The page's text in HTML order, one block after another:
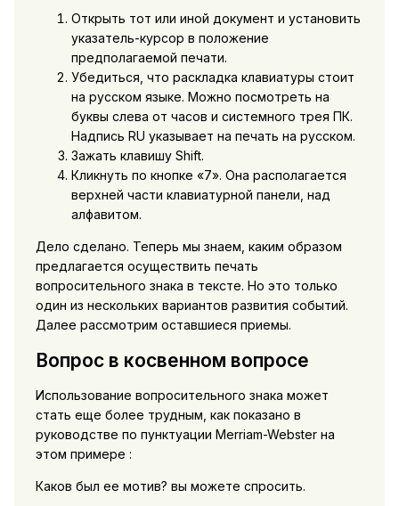
Открыть тот или иной документ и установить
указатель-курсор в положение
предполагаемой печати.
Убедиться, что раскладка клавиатуры стоит
на русском языке. Можно посмотреть на
буквы слева от часов и системного трея ПК.
Надпись RU указывает на печать на русском.
Зажать клавишу Shift.
Кликнуть по кнопке «7». Она располагается
верхней части клавиатурной панели, над
алфавитом.
Дело сделано. Теперь мы знаем, каким образом
предлагается осуществить печать
вопросительного знака в тексте. Но это только
один из нескольких вариантов развития событий.
Далее рассмотрим оставшиеся приемы.
Вопрос в косвенном вопросе
Использование вопросительного знака может
стать еще более трудным, как показано в
руководстве по пунктуации Merriam-Webster на
этом примере :
Каков был ее мотив? вы можете спросить.